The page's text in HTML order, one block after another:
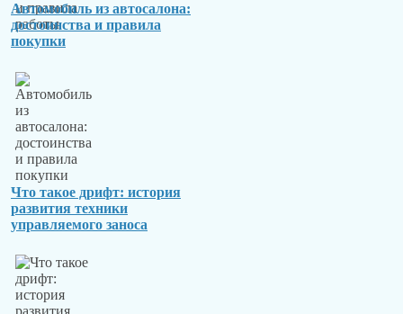
Автомобиль из автосалона:
достоинства и правила
покупки
Что такое дрифт: история
развития техники
управляемого заноса